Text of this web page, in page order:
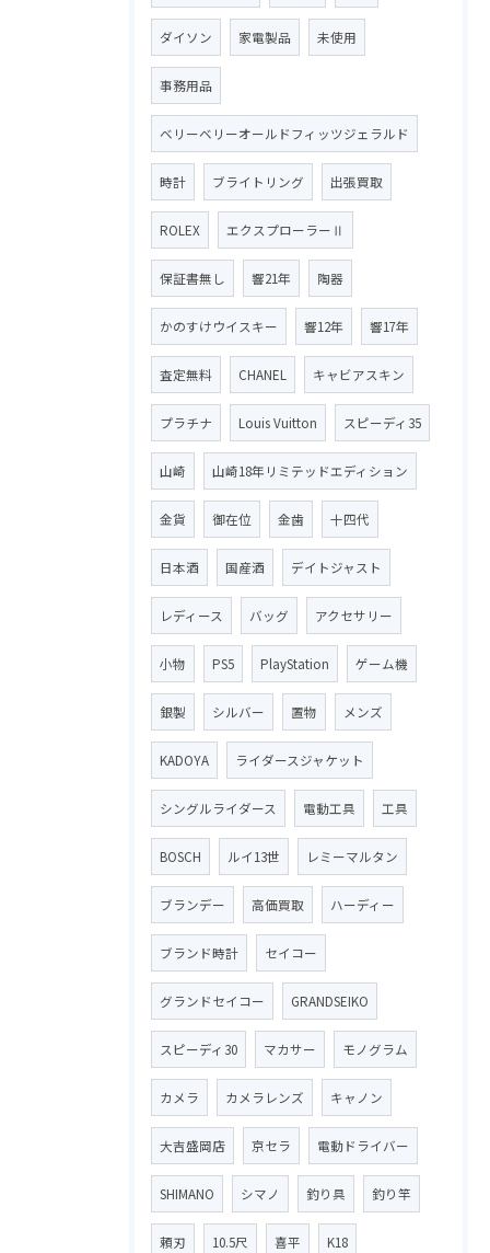
ダイソン 家電製品 未使用
事務用品
ベリーベリーオールドフィッツジェラルド
時計 ブライトリング 出張買取
ROLEX エクスプローラーⅡ
保証書無し 響21年 陶器
かのすけウイスキー 響12年 響17年
査定無料 CHANEL キャビアスキン
プラチナ Louis Vuitton スピーディ35
山崎 山崎18年リミテッドエディション
金貨 御在位 金歯 十四代
日本酒 国産酒 デイトジャスト
レディース バッグ アクセサリー
小物 PS5 PlayStation ゲーム機
銀製 シルバー 置物 メンズ
KADOYA ライダースジャケット
シングルライダース 電動工具 工具
BOSCH ルイ13世 レミーマルタン
ブランデー 高価買取 ハーディー
ブランド時計 セイコー
グランドセイコー GRANDSEIKO
スピーディ30 マカサー モノグラム
カメラ カメラレンズ キャノン
大吉盛岡店 京セラ 電動ドライバー
SHIMANO シマノ 釣り具 釣り竿
頼刃 10.5尺 喜平 K18